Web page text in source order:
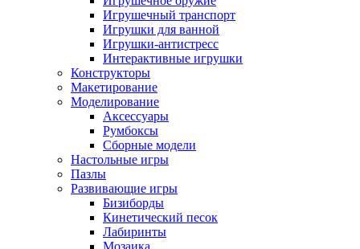
Игрушечный транспорт
Игрушки для ванной
Игрушки-антистресс
Интерактивные игрушки
Конструкторы
Макетирование
Моделирование
Аксессуары
Румбоксы
Сборные модели
Настольные игры
Пазлы
Развивающие игры
Бизиборды
Кинетический песок
Лабиринты
Мозаика